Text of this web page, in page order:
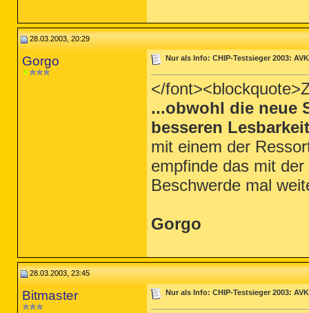
28.03.2003, 20:29
Gorgo Nur als Info: CHIP-Testsieger 2003:
</
...obwohl die neue
besseren
mit einem der
empfinde das mit
Beschwerde mal
Gorgo
28.03.2003, 23:45
Bitmaster Nur als Info: CHIP-Testsieger 2003: